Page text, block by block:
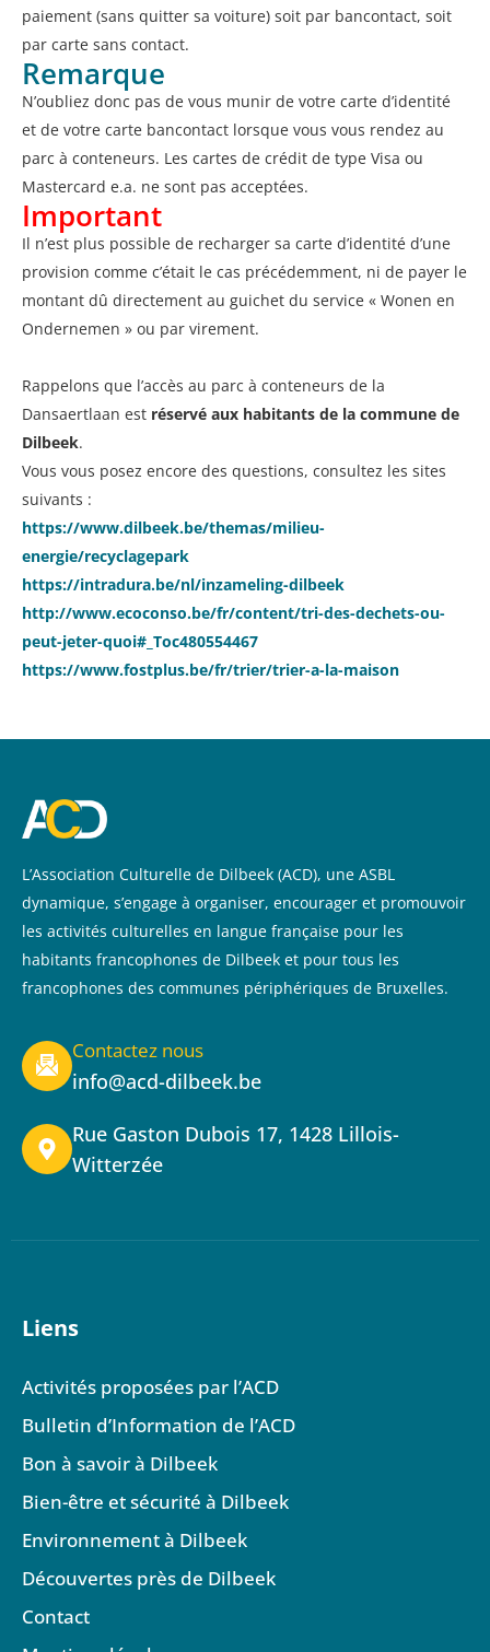
paiement (sans quitter sa voiture) soit par bancontact, soit
par carte sans contact.
Remarque
N’oubliez donc pas de vous munir de votre carte d’identité
et de votre carte bancontact lorsque vous vous rendez au
parc à conteneurs. Les cartes de crédit de type Visa ou
Mastercard e.a. ne sont pas acceptées.
Important
Il n’est plus possible de recharger sa carte d’identité d’une
provision comme c’était le cas précédemment, ni de payer le
montant dû directement au guichet du service « Wonen en
Ondernemen » ou par virement.
Rappelons que l’accès au parc à conteneurs de la
Dansaertlaan est réservé aux habitants de la commune de
Dilbeek.
Vous vous posez encore des questions, consultez les sites
suivants :
https://www.dilbeek.be/themas/milieu-
energie/recyclagepark
https://intradura.be/nl/inzameling-dilbeek
http://www.ecoconso.be/fr/content/tri-des-dechets-ou-
peut-jeter-quoi#_Toc480554467
https://www.fostplus.be/fr/trier/trier-a-la-maison
L’Association Culturelle de Dilbeek (ACD), une ASBL
dynamique, s’engage à organiser, encourager et promouvoir
les activités culturelles en langue française pour les
habitants francophones de Dilbeek et pour tous les
francophones des communes périphériques de Bruxelles.
Contactez nous
info@acd-dilbeek.be
Rue Gaston Dubois 17, 1428 Lillois-
Witterzée
Liens
Activités proposées par l’ACD
Bulletin d’Information de l’ACD
Bon à savoir à Dilbeek
Bien-être et sécurité à Dilbeek
Environnement à Dilbeek
Découvertes près de Dilbeek
Contact